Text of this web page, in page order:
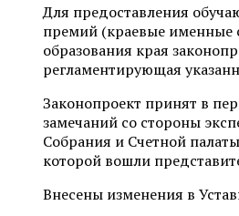
Для предоставления
премий (краевые именные
образования края
регламентирующая
Законопроект принят в
замечаний со стороны
Собрания и Счетной
которой вошли
Внесены изменения в